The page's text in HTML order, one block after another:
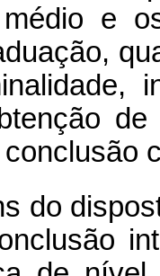
e
do